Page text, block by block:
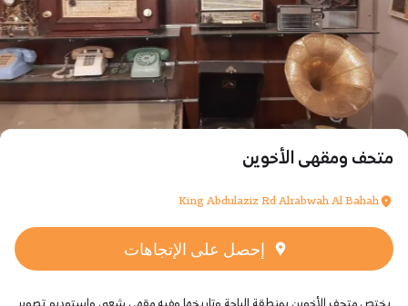
متحف ومقهى الأخوين
King Abdulaziz Rd Alrabwah Al Bahah
إحصل على الإتجاهات